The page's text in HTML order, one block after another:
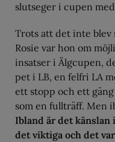
slutseger i cupen
Trots att det inte blev
Rosie var hon om
insatser i Älgcupen,
pet i LB, en felfri LA
ett stopp och ett
som en fullträff. Men
Ibland är det känslan
det viktiga och det